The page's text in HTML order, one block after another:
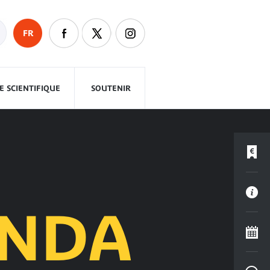
FR
SCIENTIFIQUE SOUTENIR